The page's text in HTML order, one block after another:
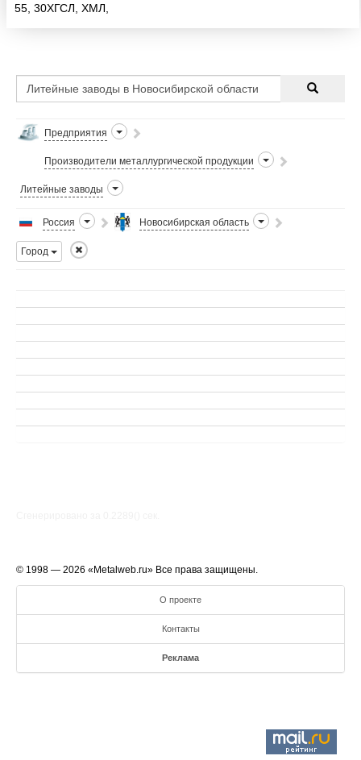
55, 30ХГСЛ, ХМЛ,
Предприятия
Производители металлургической продукции
Литейные заводы
Россия Новосибирская область
Город
© 1998 — 2026 «Metalweb.ru» Все права защищены.
О проекте
Контакты
Реклама